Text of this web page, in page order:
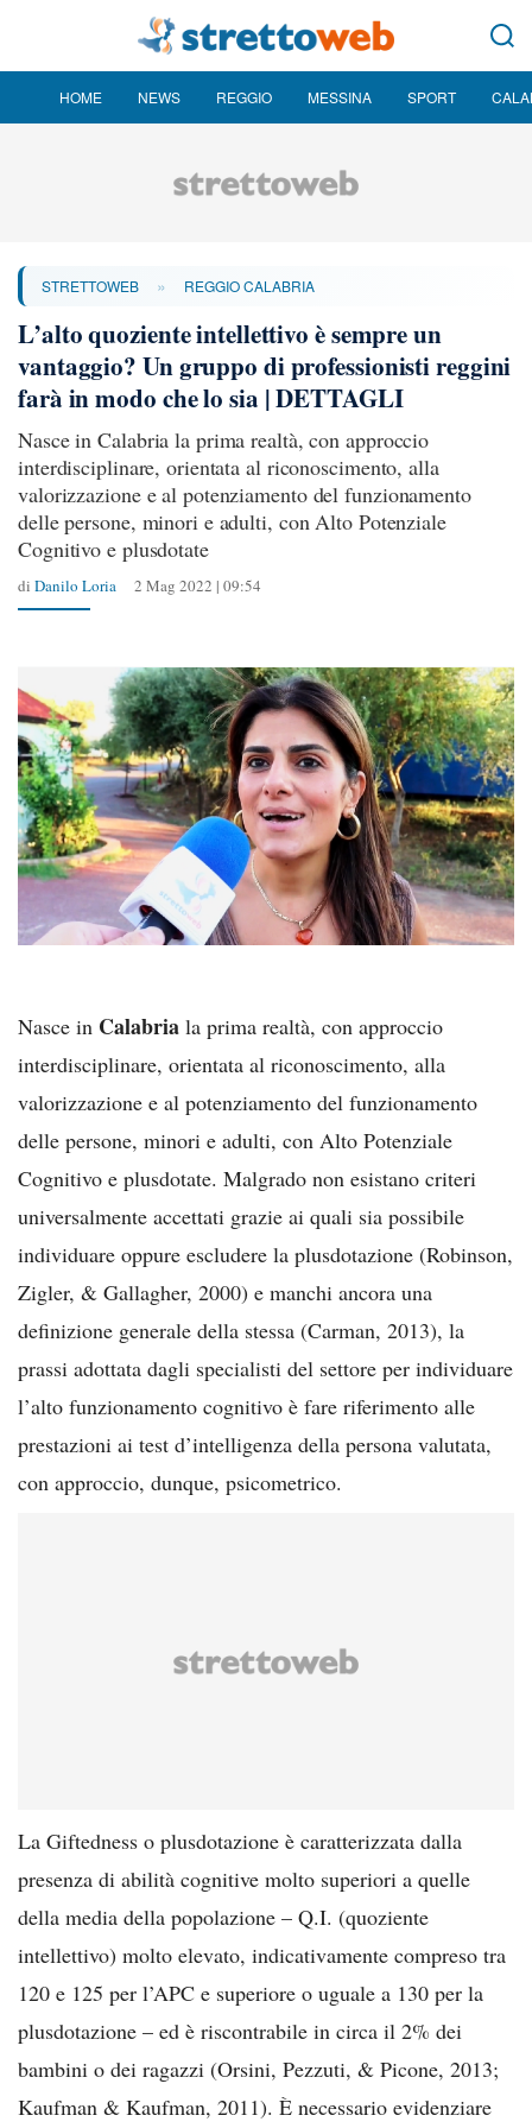
HOME NEWS REGGIO MESSINA SPORT
STRETTOWEB » REGGIO CALABRIA
L’alto quoziente intellettivo è sempre un
vantaggio? Un gruppo di professionisti reggini
farà in modo che lo sia | DETTAGLI
Nasce in Calabria la prima realtà, con approccio
interdisciplinare, orientata al riconoscimento, alla
valorizzazione e al potenziamento del funzionamento
delle persone, minori e adulti, con Alto Potenziale
Cognitivo e plusdotate
di Danilo Loria 2 Mag 2022 | 09:54
Nasce in Calabria la prima realtà, con approccio
interdisciplinare, orientata al riconoscimento, alla
valorizzazione e al potenziamento del funzionamento
delle persone, minori e adulti, con Alto Potenziale
Cognitivo e plusdotate. Malgrado non esistano criteri
universalmente accettati grazie ai quali sia possibile
individuare oppure escludere la plusdotazione (Robinson,
Zigler, & Gallagher, 2000) e manchi ancora una
definizione generale della stessa (Carman, 2013), la
prassi adottata dagli specialisti del settore per individuare
l’alto funzionamento cognitivo è fare riferimento alle
prestazioni ai test d’intelligenza della persona valutata,
con approccio, dunque, psicometrico.
La Giftedness o plusdotazione è caratterizzata dalla
presenza di abilità cognitive molto superiori a quelle
della media della popolazione – Q.I. (quoziente
intellettivo) molto elevato, indicativamente compreso tra
120 e 125 per l’APC e superiore o uguale a 130 per la
plusdotazione – ed è riscontrabile in circa il 2% dei
bambini o dei ragazzi (Orsini, Pezzuti, & Picone, 2013;
Kaufman & Kaufman, 2011). È necessario evidenziare